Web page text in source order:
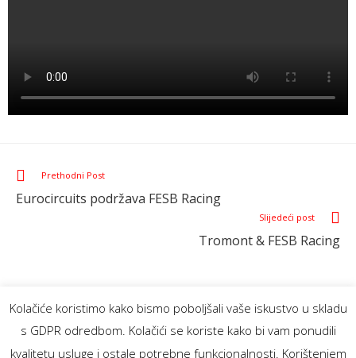
Prethodni Post
Eurocircuits podržava FESB Racing
Slijedeći post
Tromont & FESB Racing
Kolačiće koristimo kako bismo poboljšali vaše iskustvo u skladu
s GDPR odredbom. Kolačići se koriste kako bi vam ponudili
kvalitetu usluge i ostale potrebne funkcionalnosti. Korištenjem